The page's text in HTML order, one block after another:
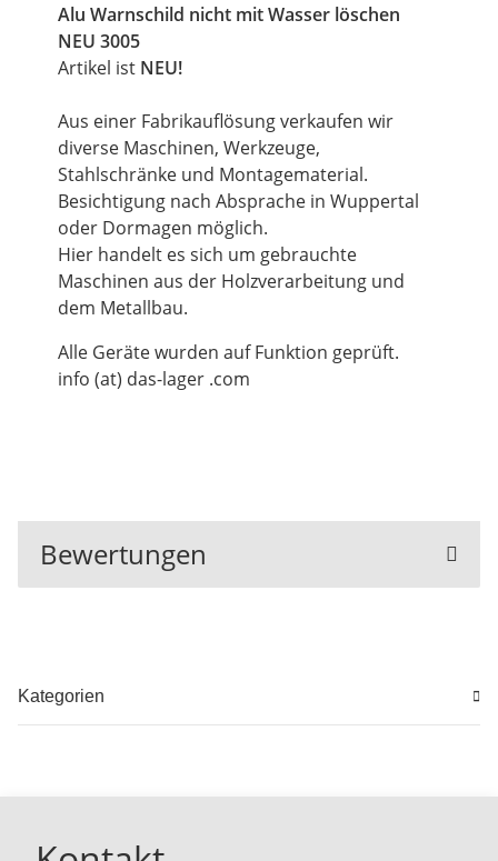
Alu Warnschild nicht mit Wasser löschen
NEU 3005
Artikel ist NEU!
Aus einer Fabrikauflösung verkaufen wir
diverse Maschinen, Werkzeuge,
Stahlschränke und Montagematerial.
Besichtigung nach Absprache in Wuppertal
oder Dormagen möglich.
Hier handelt es sich um gebrauchte
Maschinen aus der Holzverarbeitung und
dem Metallbau.
Alle Geräte wurden auf Funktion geprüft.
info (at) das-lager .com
Bewertungen
Kategorien